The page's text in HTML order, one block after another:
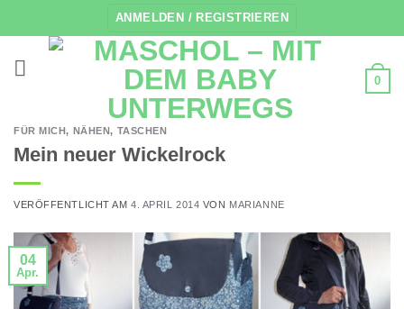
Inhalt
springen
ANMELDEN / REGISTRIEREN
0
FÜR MICH, NÄHEN, TASCHEN
Mein neuer Wickelrock
VERÖFFENTLICHT AM4. APRIL 2014 VON MARIANNE
04
Apr.